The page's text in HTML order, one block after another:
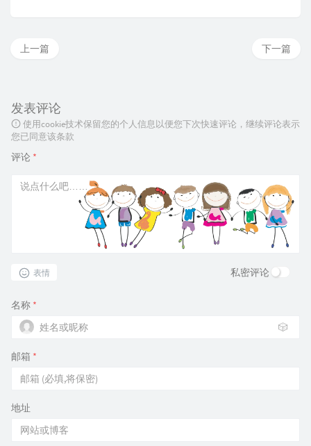
下一篇
上一篇
发表评论
使用cookie技术保留您的个人信息以便您下次快速评论，继续评论表示
您已同意该条款
评论 *
表情 私密评论
名称 *
🎲
邮箱 *
地址